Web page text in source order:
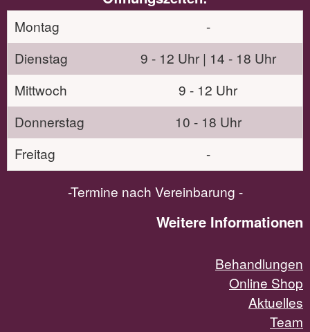
Montag
-
Dienstag
9 - 12 Uhr | 14 - 18 Uhr
Mittwoch
9 - 12 Uhr
Donnerstag
10 - 18 Uhr
Freitag
-
-Termine nach Vereinbarung -
Weitere Informationen
Behandlungen
Online Shop
Aktuelles
Team